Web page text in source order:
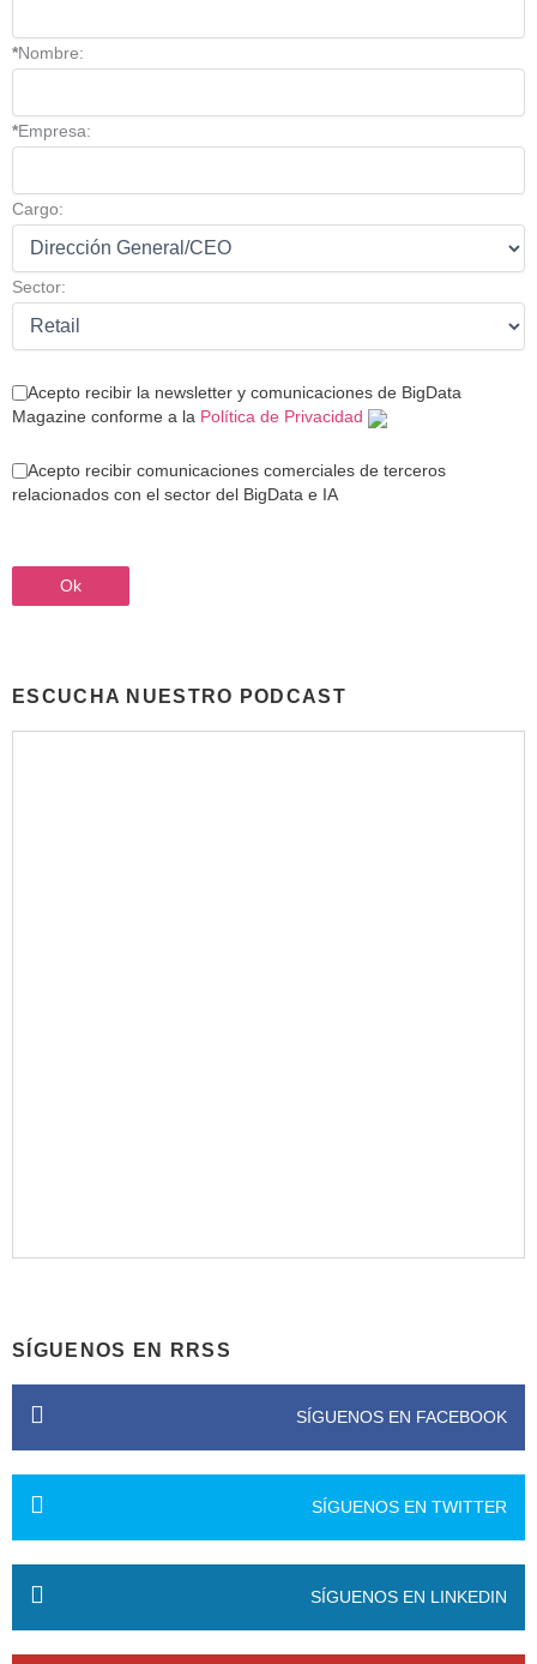
*Nombre:
*Empresa:
Cargo:
Sector:
Acepto recibir la newsletter y comunicaciones de BigData
Magazine conforme a la Política de Privacidad
Acepto recibir comunicaciones comerciales de terceros
relacionados con el sector del BigData e IA
ESCUCHA NUESTRO PODCAST
SÍGUENOS EN RRSS
SÍGUENOS EN FACEBOOK
SÍGUENOS EN TWITTER
SÍGUENOS EN LINKEDIN